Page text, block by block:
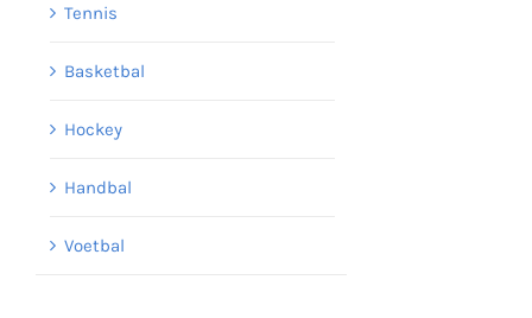
Tennis
Basketbal
Hockey
Handbal
Voetbal